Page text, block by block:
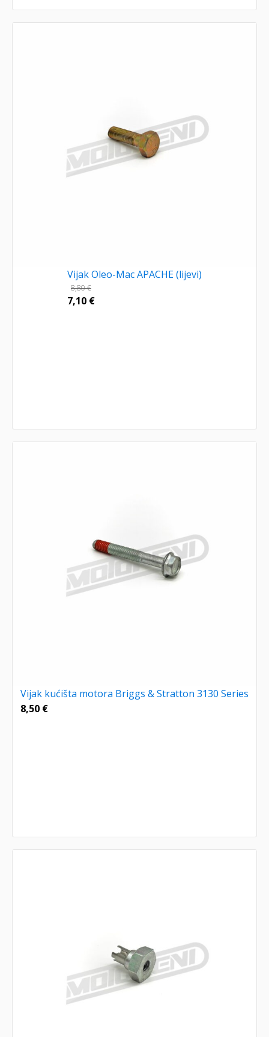
Vijak Oleo-Mac APACHE (lijevi)
8,80€
7,10 €
Vijak kućišta motora Briggs & Stratton 3130 Series
8,50 €